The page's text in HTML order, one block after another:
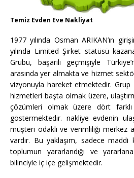
Temiz Evden Eve Nakliyat
1977 yılında Osman ARIKAN’ın
yılında Limited Şirket statüsü
Grubu, başarılı geçmişiyle
arasında yer almakta ve hizmet
vizyonuyla hareket etmektedir. Grup
hizmetleri başta olmak üzere,
çözümleri olmak üzere dört
göstermektedir. nakliye evdenin
müşteri odaklı ve verimliliği merkez
vardır. Bu yaklaşım, sadece maddi
toplumun yararlandığı ve
bilinciyle iç içe gelişmektedir.